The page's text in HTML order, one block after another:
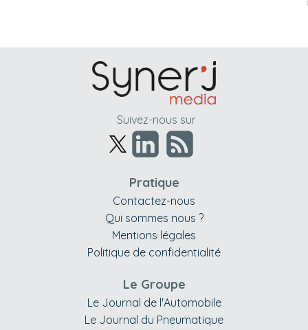
Suivez-nous sur
Pratique
Contactez-nous
Qui sommes nous ?
Mentions légales
Politique de confidentialité
Le Groupe
Le Journal de l'Automobile
Le Journal du Pneumatique